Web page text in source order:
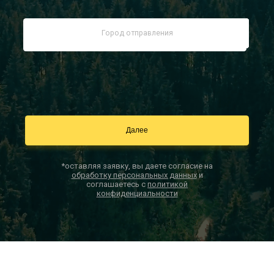
Заказать звонок
Контакты
*оставляя заявку, вы даете согласие на
обработку персональных данныхи
соглашаетесь с политикой
конфиденциальности